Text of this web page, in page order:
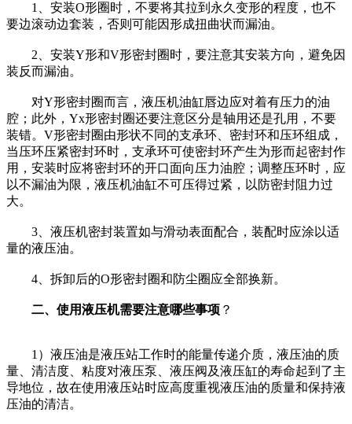
1、安装O形圈时，不要将其拉到永久变形的程度，也不
要边滚动边套装，否则可能因形成扭曲状而漏油。
2、安装Y形和V形密封圈时，要注意其安装方向，避免因
装反而漏油。
对Y形密封圈而言，液压机油缸唇边应对着有压力的油
腔；此外，Yx形密封圈还要注意区分是轴用还是孔用，不要
装错。V形密封圈由形状不同的支承环、密封环和压环组成，
当压环压紧密封环时，支承环可使密封环产生为形而起密封作
用，安装时应将密封环的开口面向压力油腔；调整压环时，应
以不漏油为限，液压机油缸不可压得过紧，以防密封阻力过
大。
3、液压机密封装置如与滑动表面配合，装配时应涂以适
量的液压油。
4、拆卸后的O形密封圈和防尘圈应全部换新。
二、使用液压机需要注意哪些事项 ？
1）液压油是液压站工作时的能量传递介质，液压油的质
量、清洁度、粘度对液压泵、液压阀及液压缸的寿命起到了主
导地位，故在使用液压站时应高度重视液压油的质量和保持液
压油的清洁。